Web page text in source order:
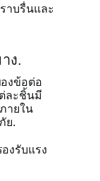
าบรื่นและ
ง.
งข้อต่อ
ละชิ้นมี
ายใน
ย.
งรับแรง